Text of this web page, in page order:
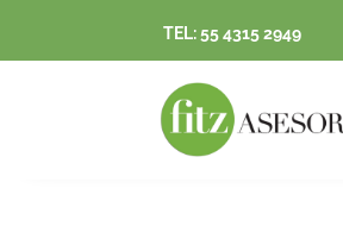
TEL: 55 4315 2949